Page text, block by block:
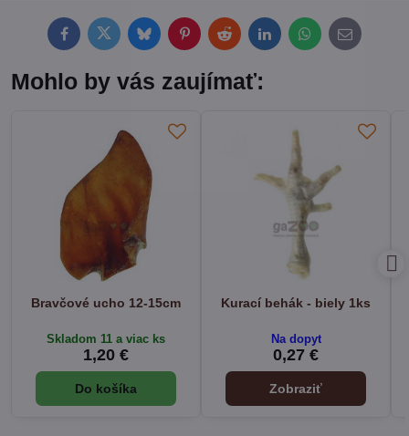
FacebookTwitterBlueskyPinterestRedditLinkedInWhatsApp
E-
mail
Mohlo by vás zaujímať:
Bravčové ucho 12-15cm
Skladom 11 a viac ks
1,20 €
Do košíka
Kurací behák - biely 1ks
Na dopyt
0,27 €
Zobraziť